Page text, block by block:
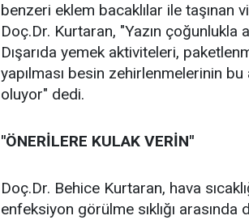
benzeri eklem bacaklılar ile taşınan
Doç.Dr. Kurtaran, "Yazın çoğunlukla
Dışarıda yemek aktiviteleri,
yapılması besin zehirlenmelerinin
oluyor" dedi.
"ÖNERİLERE KULAK VERİN"
Doç.Dr. Behice Kurtaran, hava
enfeksiyon görülme sıklığı